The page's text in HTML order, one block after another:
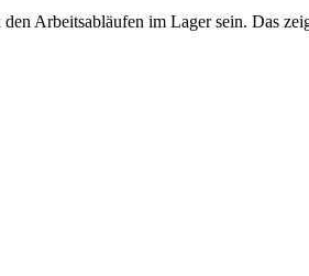
Arbeitsabläufen im Lager sein. Das